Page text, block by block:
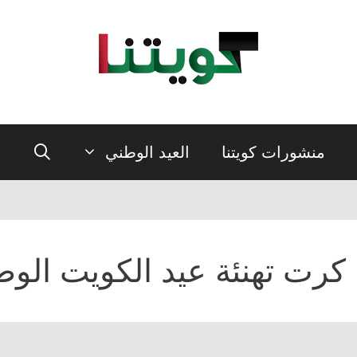
منشورات كويتنا العيد الوطني
كرت تهنئة عيد الكويت